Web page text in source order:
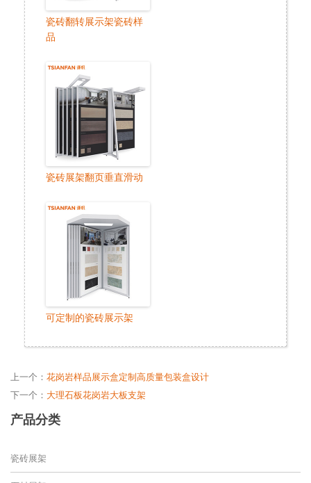
瓷砖翻转展示架瓷砖样
品
瓷砖展架翻页垂直滑动
可定制的瓷砖展示架
上一个： 花岗岩样品展示盒定制高质量包装盒设计
下一个： 大理石板花岗岩大板支架
产品分类
瓷砖展架